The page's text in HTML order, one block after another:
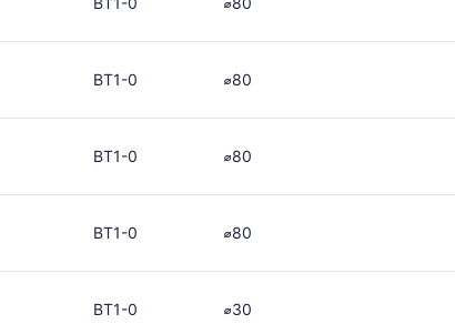
ВТ1-0 ⌀80
ВТ1-0 ⌀80
ВТ1-0 ⌀80
ВТ1-0 ⌀30